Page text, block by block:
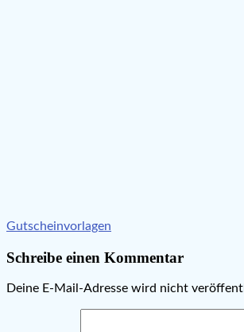
Beitragsnavigation
Gutscheinvorlagen
Schreibe einen Kommentar
Deine E-Mail-Adresse wird nicht